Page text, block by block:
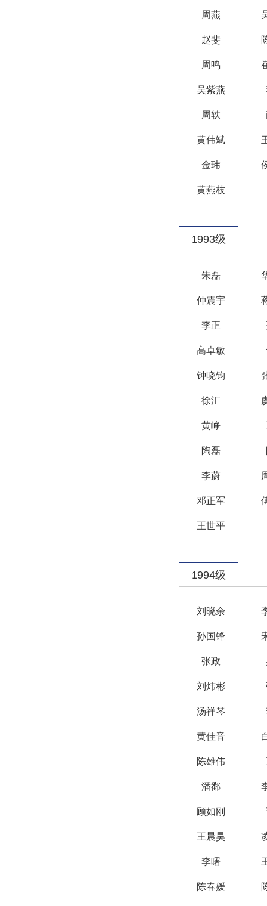
周燕
赵斐
周鸣
吴紫燕
周轶
黄伟斌
金玮
黄燕枝
1993级
朱磊
仲震宇
李正
高卓敏
钟晓钧
徐汇
黄峥
陶磊
李蔚
邓正军
王世平
1994级
刘晓余
孙国锋
张政
刘炜彬
汤祥琴
黄佳音
陈雄伟
潘鄱
顾如刚
王晨昊
李曙
陈春媛